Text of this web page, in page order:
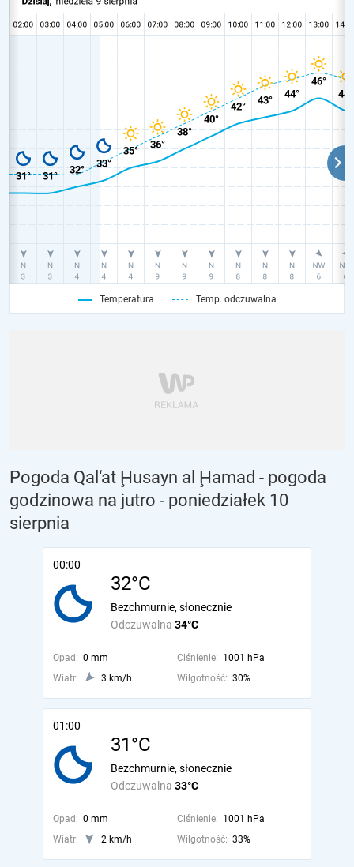
Temperatura Temp. odczuwalna
Pogoda Qal‘at Ḩusayn al Ḩamad - pogoda
godzinowa na jutro - poniedziałek 10
sierpnia
00:00
32°C
Odczuwalna 34°C
Bezchmurnie, słonecznie
Opad: 0 mm Ciśnienie: 1001 hPa
Wiatr:
3 km/h Wilgotność: 30%
01:00
31°C
Odczuwalna 33°C
Bezchmurnie, słonecznie
Opad: 0 mm Ciśnienie: 1001 hPa
Wiatr:
2 km/h Wilgotność: 33%